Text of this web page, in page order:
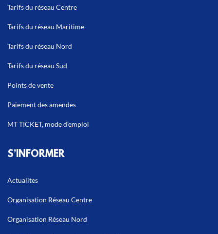
Tarifs du réseau Centre
Tarifs du réseau Maritime
Tarifs du réseau Nord
Tarifs du réseau Sud
Points de vente
Paiement des amendes
MT TICKET, mode d’emploi
S’INFORMER
Actualites
Organisation Réseau Centre
Organisation Réseau Nord